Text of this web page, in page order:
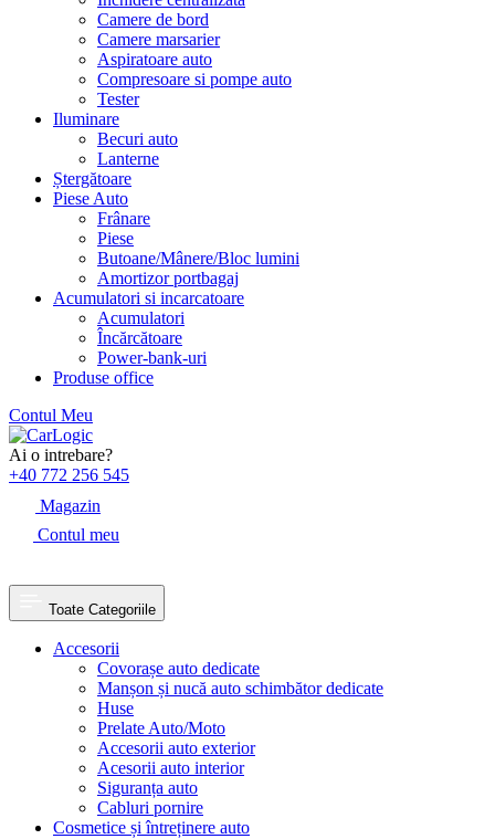
Camere de bord
Camere marsarier
Aspiratoare auto
Compresoare si pompe auto
Tester
Iluminare
Becuri auto
Lanterne
Ștergătoare
Piese Auto
Frânare
Piese
Butoane/Mânere/Bloc lumini
Amortizor portbagaj
Acumulatori si incarcatoare
Acumulatori
Încărcătoare
Power-bank-uri
Produse office
Contul Meu
Skip
to
content
Ai o intrebare?
+40 772 256 545
Magazin
Contul meu
Toate Categoriile
Accesorii
Covorașe auto dedicate
Manșon și nucă auto schimbător dedicate
Huse
Prelate Auto/Moto
Accesorii auto exterior
Acesorii auto interior
Siguranța auto
Cabluri pornire
Cosmetice și întreținere auto